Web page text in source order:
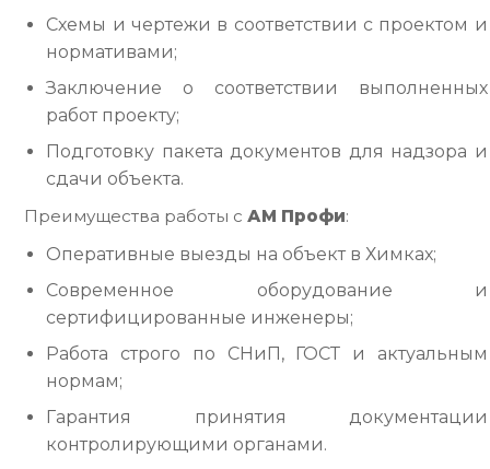
Схемы и чертежи в соответствии с проектом и
нормативами;
Заключение о соответствии выполненных
работ проекту;
Подготовку пакета документов для надзора и
сдачи объекта.
Преимущества работы сАМ Профи:
Оперативные выезды на объект в Химках;
Современное оборудование и
сертифицированные инженеры;
Работа строго по СНиП, ГОСТ и актуальным
нормам;
Гарантия принятия документации
контролирующими органами.